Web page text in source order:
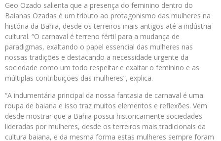
Geo Ozado salienta que a presença do feminino dentro do
Baianas Ozadas é um tributo ao protagonismo das mulheres na
história da Bahia, desde os terreiros mais antigos até a indústria
cultural. “O carnaval é terreno fértil para a mudança de
paradigmas, exaltando o papel essencial das mulheres nas
nossas tradições e destacando a necessidade urgente da
sociedade como um todo respeitar e exaltar o feminino e as
múltiplas contribuições das mulheres”, explica.
“A indumentária principal da nossa fantasia de carnaval é uma
roupa de baiana e isso traz muitos elementos e reflexões. Vem
desde mostrar que a Bahia possui historicamente sociedades
lideradas por mulheres, desde os terreiros mais tradicionais da
cultura baiana, e da mesma forma estas mulheres sempre foram